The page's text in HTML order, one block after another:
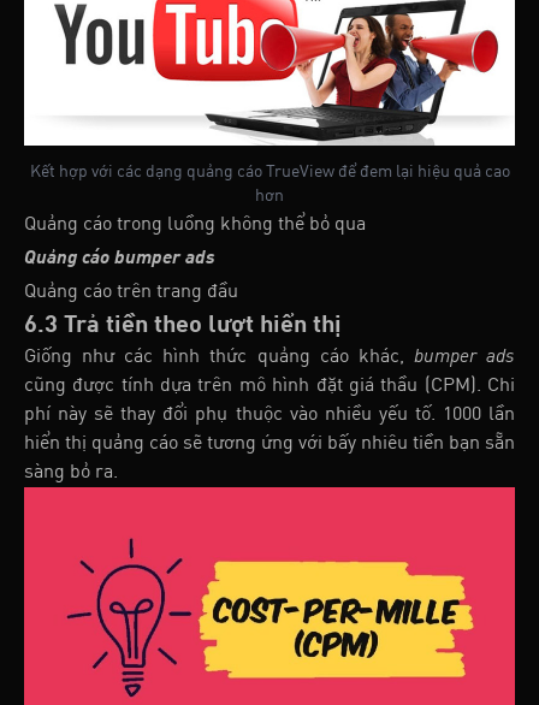
Kết hợp với các dạng quảng cáo TrueView để đem lại hiệu quả cao
hơn
Quảng cáo trong luồng không thể bỏ qua
Quảng cáo bumper ads
Quảng cáo trên trang đầu
6.3 Trả tiền theo lượt hiển thị
Giống như các hình thức quảng cáo khác, bumper ads
cũng được tính dựa trên mô hình đặt giá thầu (CPM). Chi
phí này sẽ thay đổi phụ thuộc vào nhiều yếu tố. 1000 lần
hiển thị quảng cáo sẽ tương ứng với bấy nhiêu tiền bạn sẵn
sàng bỏ ra.